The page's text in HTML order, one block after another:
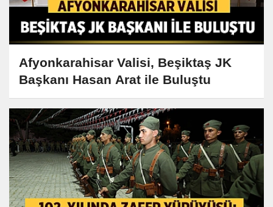
Afyonkarahisar Valisi, Beşiktaş JK
Başkanı Hasan Arat ile Buluştu